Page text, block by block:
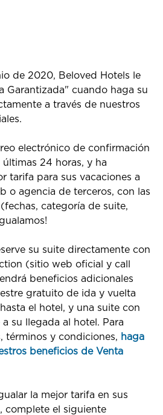
de 2020, Beloved Hotels le
Garantizada" cuando haga su
a través de nuestros
electrónico de confirmación
últimas 24 horas, y ha
tarifa para sus vacaciones a
o agencia de terceros, con las
categoría de suite,
su suite directamente con
(sitio web oficial y call
beneficios adicionales
gratuito de ida y vuelta
el hotel, y una suite con
su llegada al hotel. Para
términos y condiciones, haga
beneficios de Venta
la mejor tarifa en sus
complete el siguiente